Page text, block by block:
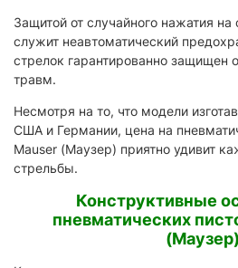
Защитой от случайного нажатия
служит неавтоматический
стрелок гарантированно защищен
травм.
Несмотря на то, что модели
США и Германии, цена на
Mauser (Маузер) приятно удивит
стрельбы.
Конструктивные
пневматических
(Маузер)